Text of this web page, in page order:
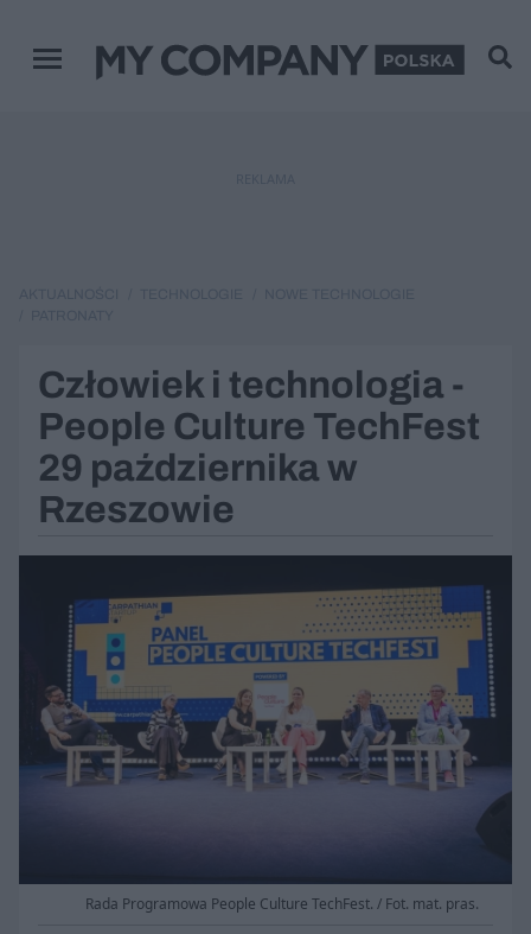
Menu główne
Człowiek i technologia -
People Culture TechFest
29 października w
Rzeszowie
Rada Programowa People Culture TechFest. / Fot. mat. pras.